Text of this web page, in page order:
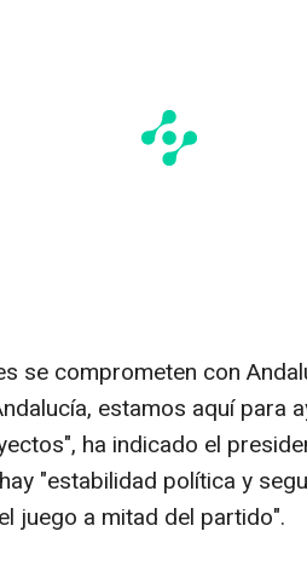
se comprometen con
estamos aquí para
ha indicado el
"estabilidad política y
juego a mitad del partido".